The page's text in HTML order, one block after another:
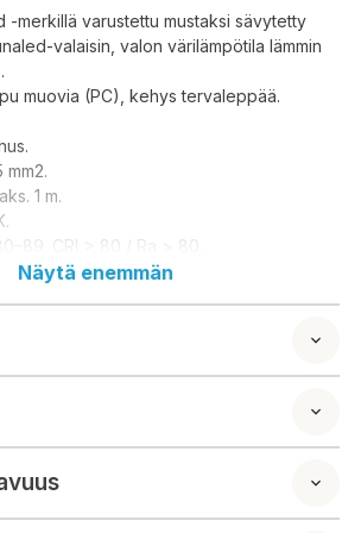
-merkillä varustettu mustaksi sävytetty
valaisin, valon värilämpötila lämmin
muovia (PC), kehys tervaleppää.
mm2.
1 m.
CRI > 80 / Ra > 80.
5 ... 60 °C.
15 000 h.
27cm
ingår den upprättstående
Näytä enemmän